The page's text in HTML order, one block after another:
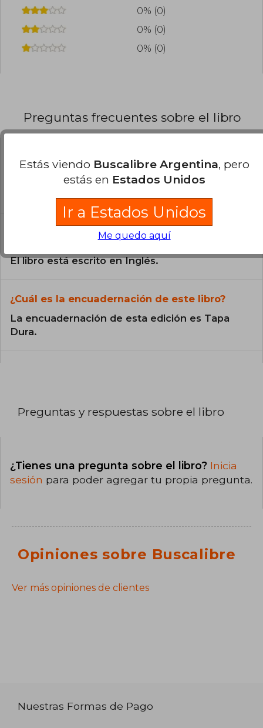
0% (0)
0% (0)
0% (0)
Preguntas frecuentes sobre el libro
¿El libro es original?
Todos los libros de nuestro
¿En qué Idioma está escrito el
El libro está escrito en Inglés.
¿Cuál es la encuadernación de este libro?
La encuadernación de esta edición es Tapa
Dura.
Preguntas y respuestas sobre el libro
¿Tienes una pregunta sobre el libro? Inicia
sesión para poder agregar tu propia pregunta.
Opiniones sobre Buscalibre
Ver más opiniones de clientes
Nuestras Formas de Pago
Estás viendo Buscalibre Argentina, pero
estás en Estados Unidos
Ir a Estados Unidos
Me quedo aquí